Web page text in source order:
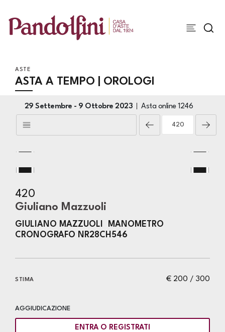
ASTE
ASTA A TEMPO | OROLOGI
29 Settembre - 9 Ottobre 2023 Asta online1246
420
Giuliano Mazzuoli
GIULIANO MAZZUOLI MANOMETRO
CRONOGRAFO NR28CH546
€ 200 / 300
STIMA
AGGIUDICAZIONE
ENTRA O REGISTRATI